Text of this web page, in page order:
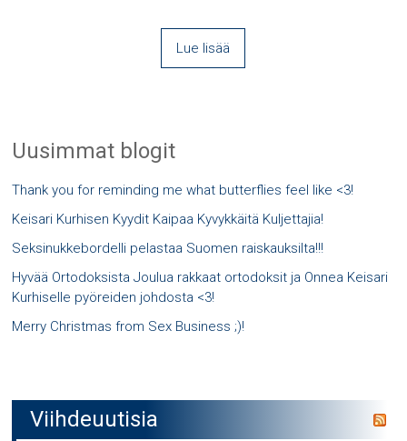
Lue lisää
Uusimmat blogit
Thank you for reminding me what butterflies feel like <3!
Keisari Kurhisen Kyydit Kaipaa Kyvykkäitä Kuljettajia!
Seksinukkebordelli pelastaa Suomen raiskauksilta!!!
Hyvää Ortodoksista Joulua rakkaat ortodoksit ja Onnea Keisari
Kurhiselle pyöreiden johdosta <3!
Merry Christmas from Sex Business ;)!
Viihdeuutisia